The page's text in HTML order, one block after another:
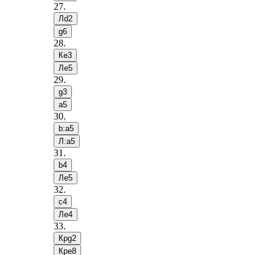
27.
Лd2
g6
28.
Кe3
Лe5
29.
g3
a5
30.
b:a5
Л:a5
31 .
b4
Лe5
32.
c4
Лe4
33.
Крg2
Крe8